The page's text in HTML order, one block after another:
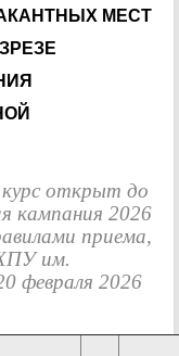
МЕСТ
открыт до
кампания 2026
приема,
им.
февраля 2026